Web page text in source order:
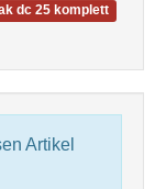
dc 25 komplett
Artikel